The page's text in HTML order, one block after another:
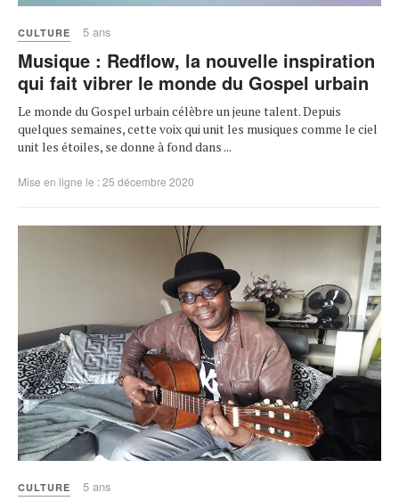
CULTURE 5 ans
Musique : Redflow, la nouvelle inspiration
qui fait vibrer le monde du Gospel urbain
Le monde du Gospel urbain célèbre un jeune talent. Depuis
quelques semaines, cette voix qui unit les musiques comme le ciel
unit les étoiles, se donne à fond dans ...
Mise en ligne le : 25 décembre 2020
CULTURE 5 ans